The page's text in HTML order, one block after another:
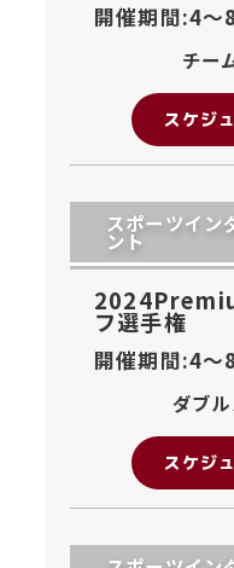
開催期間:4〜
チー
スケジ
スポーツイン
ント
フ選手権
開催期間:4〜
ダブ
スケジ